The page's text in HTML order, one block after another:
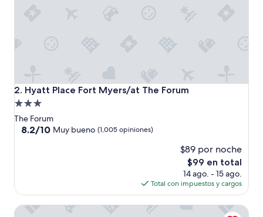
c
e
1
0
2. Hyatt Place Fort Myers/at The Forum
Hyatt Place Fort Myers/at The Forum
Propiedad
de
3.0
The Forum
8.2
opiniones)
8.2/10 Muy bueno (1,005 opiniones)
$89 por noche
El
precio
actual
es
de
$99 en total
14 ago. - 15 ago.
Total con impuestos y cargos
Doubletree by Hilton Fort Myers at Bell Tower Shops